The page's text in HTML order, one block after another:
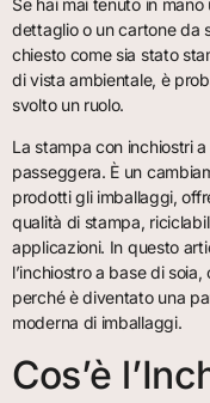
dettaglio o un cartone da
chiesto come sia stato
di vista ambientale, è
svolto un ruolo.
La stampa con inchiostri
passeggera. È un
prodotti gli imballaggi,
qualità di stampa,
applicazioni. In questo
l’inchiostro a base di
perché è diventato una
moderna di imballaggi.
Cos’è